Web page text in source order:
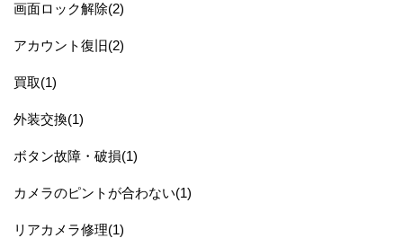
画面ロック解除(2)
アカウント復旧(2)
買取(1)
外装交換(1)
ボタン故障・破損(1)
カメラのピントが合わない(1)
リアカメラ修理(1)